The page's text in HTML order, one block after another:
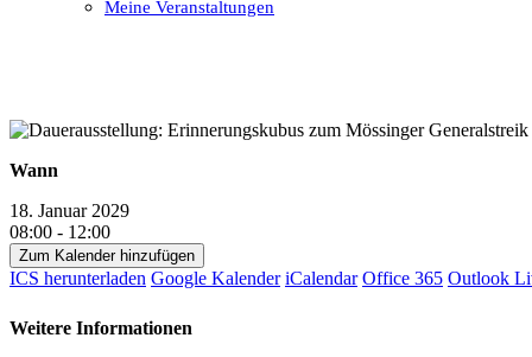
Meine Veranstaltungen
Wann
18. Januar 2029
08:00 - 12:00
Zum Kalender hinzufügen
ICS herunterladen Google Kalender iCalendar Office 365 Outlook
Weitere Informationen